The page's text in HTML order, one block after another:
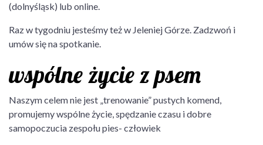
(dolnyśląsk) lub online.
Raz w tygodniu jesteśmy też w Jeleniej Górze. Zadzwoń i
umów się na spotkanie.
wspólne życie z psem
Naszym celem nie jest „trenowanie” pustych komend,
promujemy wspólne życie, spędzanie czasu i dobre
samopoczucia zespołu pies- człowiek